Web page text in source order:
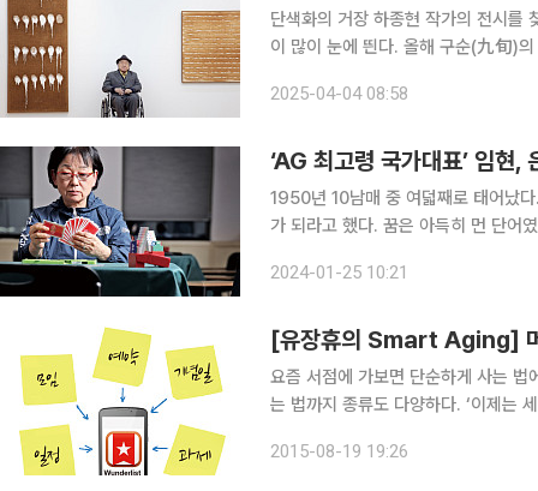
단색화의 거장 하종현 작가의 전시를
이 많이 눈에 띈다. 올해 구순(九旬)
작품들이 눈길을 끈다. 제2차 세계대
2025-04-04 08:58
‘AG 최고령 국가대표’ 임현,
1950년 10남매 중 여덟째로 태어났
가 되라고 했다. 꿈은 아득히 먼 단어
렸다. 그렇게 40여 년이 지난 어느
2024-01-25 10:21
요즘 서점에 가보면 단순하게 사는
는 법까지 종류도 다양하다. ‘이제는
할 일이 많으면 머릿속이 뒤죽박죽이
2015-08-19 19:26